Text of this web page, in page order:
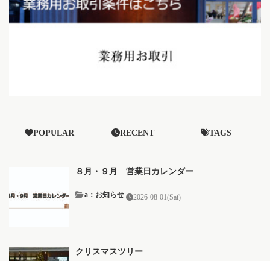
POPULAR RECENT TAGS
８月・９月 営業日カレンダー
a：お知らせ 2026-08-01(Sat)
クリスマスツリー